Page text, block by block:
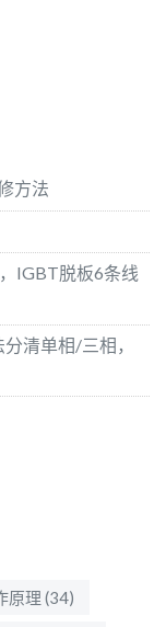
方法
IGBT脱板6条线
清单相/三相，
原理 (34)